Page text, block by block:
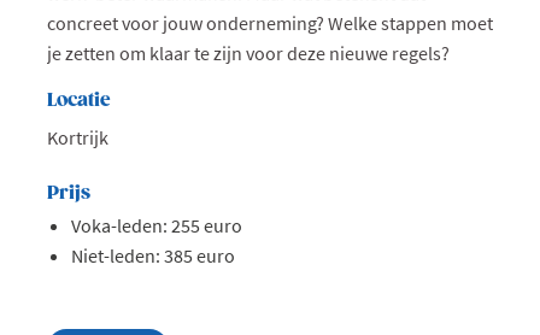
concreet voor jouw onderneming? Welke stappen moet
je zetten om klaar te zijn voor deze nieuwe regels?
Locatie
Kortrijk
Prijs
Voka-leden: 255 euro
Niet-leden: 385 euro